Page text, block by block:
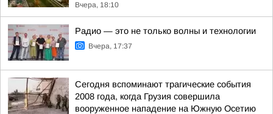
Вчера, 18:10
Радио — это не только волны и технологии
Вчера, 17:37
Сегодня вспоминают трагические события
2008 года, когда Грузия совершила
вооруженное нападение на Южную Осетию